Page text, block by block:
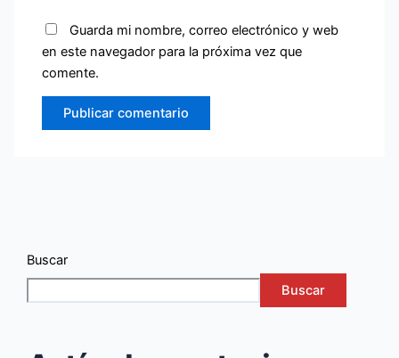
Guarda mi nombre, correo electrónico y web
en este navegador para la próxima vez que
comente.
Buscar
Buscar